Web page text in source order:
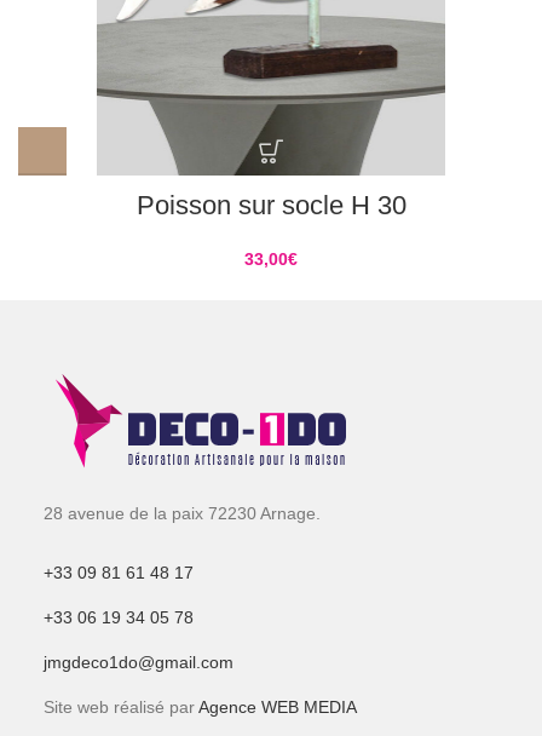
Poisson sur socle H 30
33,00€
28 avenue de la paix 72230 Arnage.
+33 09 81 61 48 17
+33 06 19 34 05 78
jmgdeco1do@gmail.com
Site web réalisé parAgence WEB MEDIA